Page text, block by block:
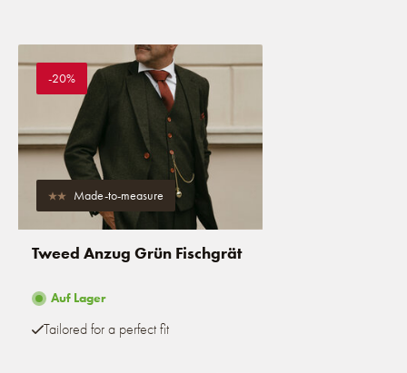
-20%
Made-to-measure
Tweed Anzug Grün Fischgrät
Auf Lager
Tailored for a perfect fit